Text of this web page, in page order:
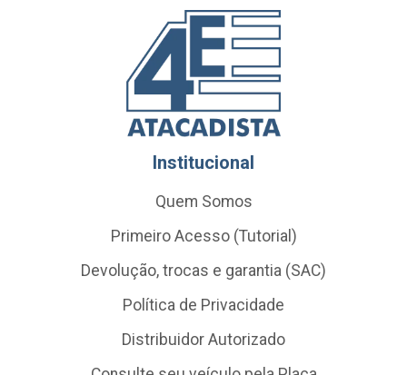
Institucional
Quem Somos
Primeiro Acesso (Tutorial)
Devolução, trocas e garantia (SAC)
Política de Privacidade
Distribuidor Autorizado